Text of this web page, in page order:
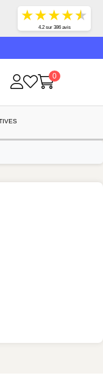
★★★★★
4.2 sur 386 avis
0